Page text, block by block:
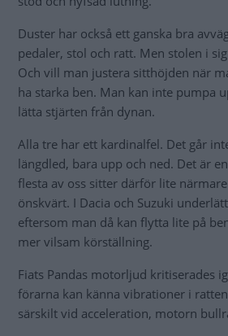
Duster har också ett ganska bra
pedaler, stol och ratt. Men stolen i
Och vill man justera sitthöjden när
ha starka ben. Man kan inte pumpa
lätta stjärten från dynan.
Alla tre har ett kardinalfel. Det går
längdled, bara upp och ned. Det är
flesta av oss sitter därför lite
önskvärt. I Dacia och Suzuki
eftersom man då kan flytta lite på
mer vilsam körställning.
Fiats Pandas motorljud kritiserades
förarna kan känna vibrationer i
särskilt vid acceleration, motorn